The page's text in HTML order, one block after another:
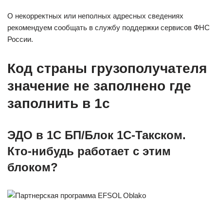
О некорректных или неполных адресных сведениях
рекомендуем сообщать в службу поддержки сервисов ФНС
России.
Код страны грузополучателя
значение не заполнено где
заполнить в 1с
ЭДО в 1С БП/Блок 1С-Такском.
Кто-нибудь работает с этим
блоком?